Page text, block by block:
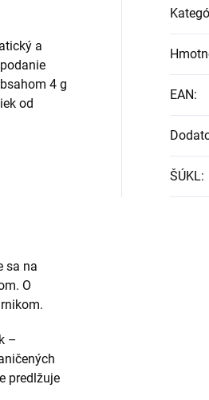
a
4 g
od
sa na
O
–
predlžuje
EAN:
ŠÚKL: